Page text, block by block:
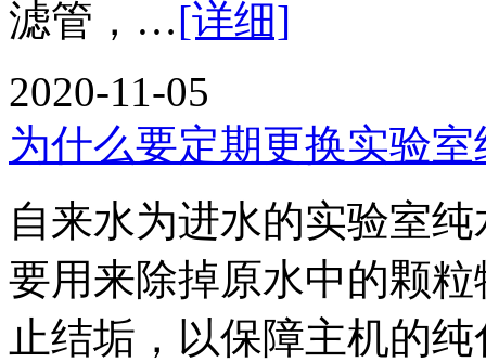
滤管，…[详细]
2020-11-05
为什么要定期更换实验
自来水为进水的实验室
要用来除掉原水中的颗
止结垢，以保障主机